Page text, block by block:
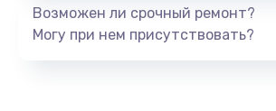
Заказать
Возможен ли срочный ремонт?
Могу при нем присутствовать?